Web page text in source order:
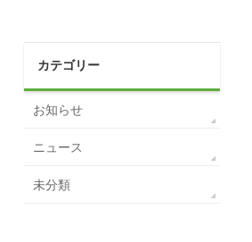
カテゴリー
お知らせ
ニュース
未分類